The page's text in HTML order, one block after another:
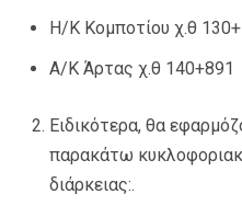
Η/Κ Κομποτίου χ.θ
Α/Κ Άρτας χ.θ 140+891
Ειδικότερα, θα
παρακάτω
διάρκειας:.